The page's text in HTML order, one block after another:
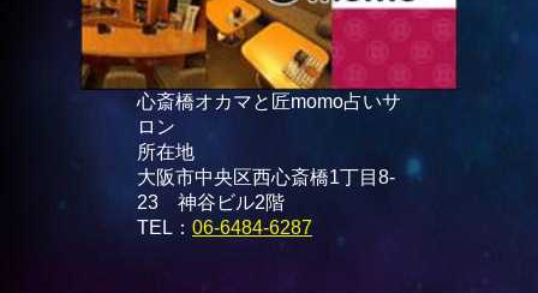
心斎橋オカマと匠momo占いサ
ロン
所在地
大阪市中央区西心斎橋1丁目8-
23 神谷ビル2階
TEL： 06-6484-6287